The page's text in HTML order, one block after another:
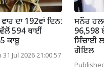
ਦਾ 192ਵਾਂ ਦਿਨ:
594 ਥਾਈਂ
ਕਾਬੂ
Jul 2026 21:00:57
ਸਨੌਰ
96,598
ਸਿੰਚਾਈ
ਗੋਇਲ